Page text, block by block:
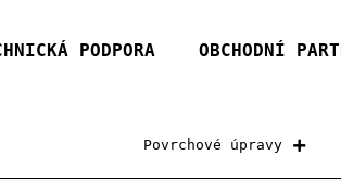
PODPORA OBCHODNÍ
Povrchové úpravy